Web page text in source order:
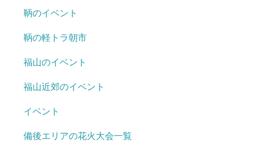
鞆のイベント
鞆の軽トラ朝市
福山のイベント
福山近郊のイベント
イベント
備後エリアの花火大会一覧